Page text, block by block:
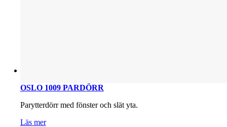
OSLO 1009 PARDÖRR
Parytterdörr med fönster och slät yta.
Läs mer